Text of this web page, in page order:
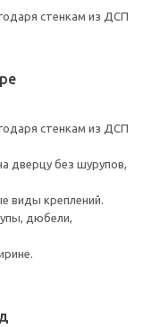
стенкам из ДСП
стенкам из ДСП
дверцу без шурупов,
виды креплений.
дюбели,